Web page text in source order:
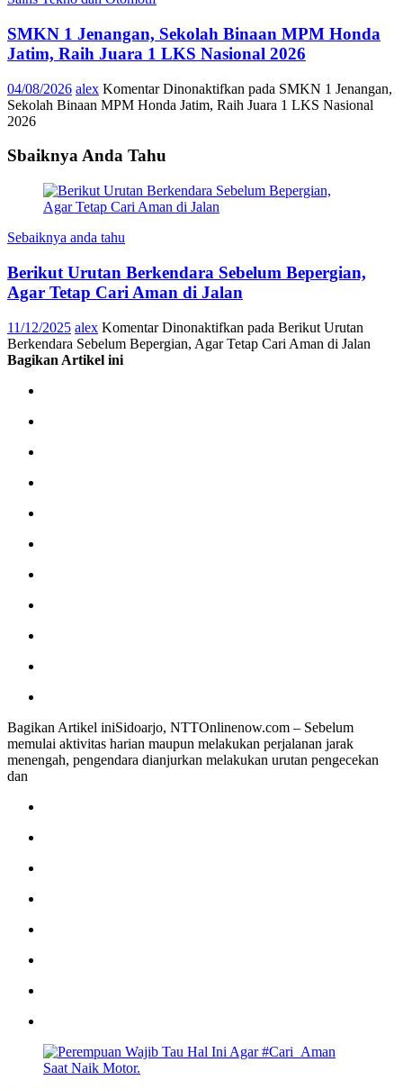
SMKN 1 Jenangan, Sekolah Binaan MPM Honda
Jatim, Raih Juara 1 LKS Nasional 2026
04/08/2026 alex Komentar Dinonaktifkan pada SMKN 1 Jenangan,
Sekolah Binaan MPM Honda Jatim, Raih Juara 1 LKS Nasional
2026
Sbaiknya Anda Tahu
Sebaiknya anda tahu
Berikut Urutan Berkendara Sebelum Bepergian,
Agar Tetap Cari Aman di Jalan
11/12/2025 alex Komentar Dinonaktifkan pada Berikut Urutan
Berkendara Sebelum Bepergian, Agar Tetap Cari Aman di Jalan
Bagikan Artikel ini
Bagikan Artikel iniSidoarjo, NTTOnlinenow.com – Sebelum
memulai aktivitas harian maupun melakukan perjalanan jarak
menengah, pengendara dianjurkan melakukan urutan pengecekan
dan